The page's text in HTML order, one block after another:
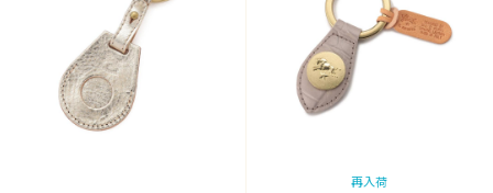
再入荷